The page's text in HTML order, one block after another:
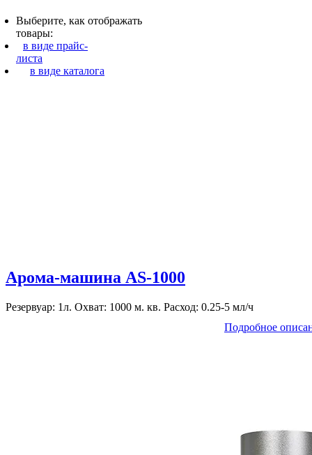
Выберите, как отображать
товары:
в виде прайс-
листа
в виде каталога
Арома-машина AS-1000
Резервуар: 1л. Охват: 1000 м. кв. Расход: 0.25-5 мл/ч
Подробное